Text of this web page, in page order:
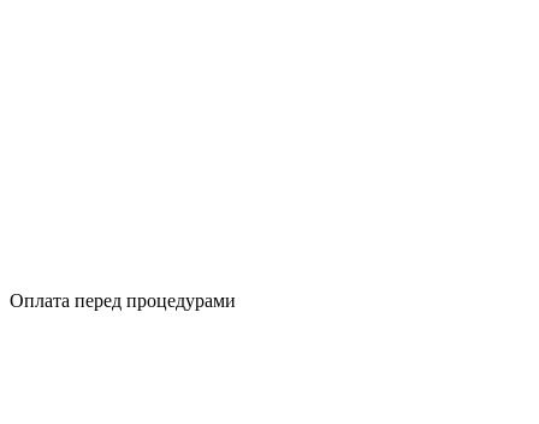
Оплата перед процедурами